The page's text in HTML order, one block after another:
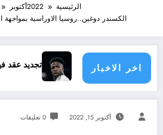
الرئيسية 2022أكتوبر
الكسندر دوغين..روسيا الاوراسية بمواجهة
اخر الاخبار
تجديد عقد فينيسيوس .. الى اين وصلت
أكتوبر 15, 2022 0 تعليقات